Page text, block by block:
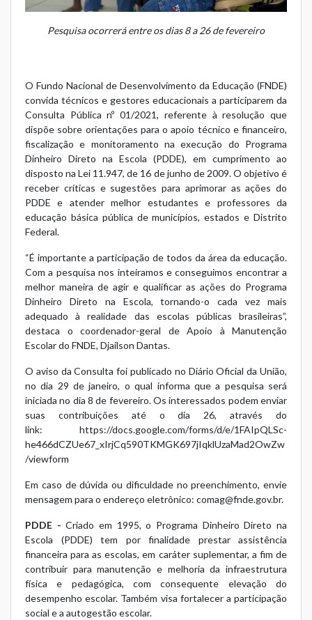
Pesquisa ocorrerá entre os dias 8 a 26 de fevereiro
O Fundo Nacional de Desenvolvimento da Educação (FNDE)
convida técnicos e gestores educacionais a participarem da
Consulta Pública nº 01/2021, referente à resolução que
dispõe sobre orientações para o apoio técnico e financeiro,
fiscalização e monitoramento na execução do Programa
Dinheiro Direto na Escola (PDDE), em cumprimento ao
disposto naLei 11.947, de 16 de junho de 2009. O objetivo é
receber críticas e sugestões para aprimorar as ações do
PDDE e atender melhor estudantes e professores da
educação básica pública de municípios, estados e Distrito
Federal.
“É importante a participação de todos da área da educação.
Com a pesquisa nos inteiramos e conseguimos encontrar a
melhor maneira de agir e qualificar as ações do Programa
Dinheiro Direto na Escola, tornando-o cada vez mais
adequado à realidade das escolas públicas brasileiras”,
destaca o coordenador-geral de Apoio à Manutenção
Escolar do FNDE, Djailson Dantas.
O aviso da Consulta foi publicado no Diário Oficial da União,
no dia 29 de janeiro, o qual informa que a pesquisa será
iniciada no dia 8 de fevereiro. Os interessados podem enviar
suas contribuições até o dia 26, através do
link: https://docs.google.com/forms/d/e/1FAIpQLSc-
he466dCZUe67_xIrjCq590TKMGK697jIqklUzaMad2OwZw
/viewform
Em caso de dúvida ou dificuldade no preenchimento, envie
mensagem para o endereço eletrônico: comag@fnde.gov.br.
PDDE - Criado em 1995, o Programa Dinheiro Direto na
Escola (PDDE) tem por finalidade prestar assistência
financeira para as escolas, em caráter suplementar, a fim de
contribuir para manutenção e melhoria da infraestrutura
física e pedagógica, com consequente elevação do
desempenho escolar. Também visa fortalecer a participação
social e a autogestão escolar.